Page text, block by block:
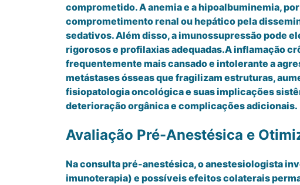
comprometido. A anemia e a hipoalbuminemia,
comprometimento renal ou hepático pela
sedativos. Além disso, a imunossupressão pode
rigorosos e profilaxias adequadas.A inflamação
frequentemente mais cansado e intolerante a
metástases ósseas que fragilizam estruturas,
fisiopatologia oncológica e suas implicações
deterioração orgânica e complicações adicionais.
Avaliação Pré-Anestésica e
Na consulta pré-anestésica, o anestesiologista
imunoterapia) e possíveis efeitos colaterais